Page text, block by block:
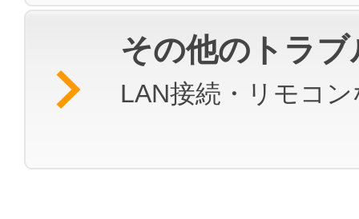
その他のトラブ
LAN接続・リモコ